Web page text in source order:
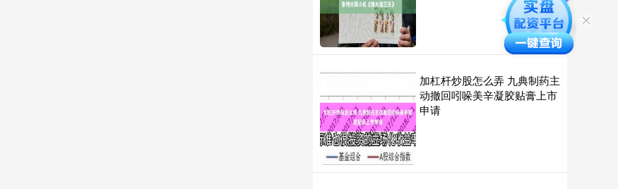
加杠杆炒股怎么弄 九典制药主
动撤回吲哚美辛凝胶贴膏上市
申请